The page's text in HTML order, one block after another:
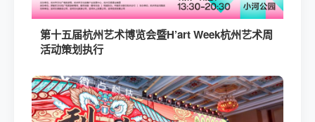
第十五届杭州艺术博览会暨H’art Week杭州艺术周
活动策划执行